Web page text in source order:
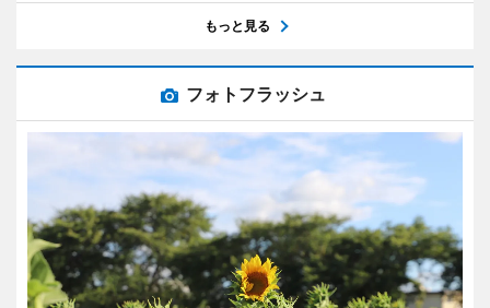
もっと見る
フォトフラッシュ